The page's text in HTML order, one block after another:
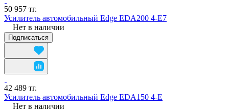
50 957 тг.
Усилитель автомобильный Edge EDA200 4-E7
Нет в наличии
Подписаться
42 489 тг.
Усилитель автомобильный Edge EDA150 4-E
Нет в наличии